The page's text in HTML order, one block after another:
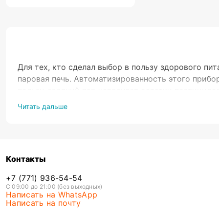
Для тех, кто сделал выбор в пользу здорового
паровая печь. Автоматизированность этого
пользу, горячий пар устраняет остатки
прибором среди кухонной электроники наряду с
- при готовке на кухне не становится душно,
- наличие индивидуальных режимов не
- удобные индикаторы и функции тайминга,
Читать дальше
Контакты
+7 (771) 936-54-54
С 09:00 до 21:00 (без выходных)
Написать на WhatsApp
Написать на почту